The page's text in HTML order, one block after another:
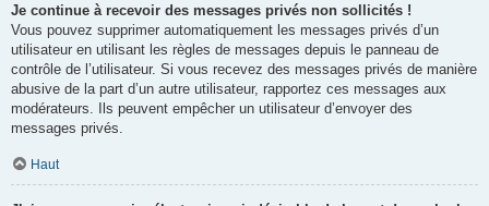
Je continue à recevoir des messages privés non sollicités !
Vous pouvez supprimer automatiquement les messages privés d’un
utilisateur en utilisant les règles de messages depuis le panneau de
contrôle de l’utilisateur. Si vous recevez des messages privés de manière
abusive de la part d’un autre utilisateur, rapportez ces messages aux
modérateurs. Ils peuvent empêcher un utilisateur d’envoyer des
messages privés.
Haut